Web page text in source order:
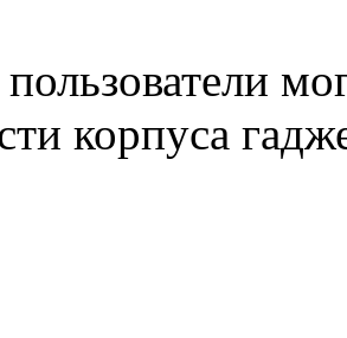
корпуса